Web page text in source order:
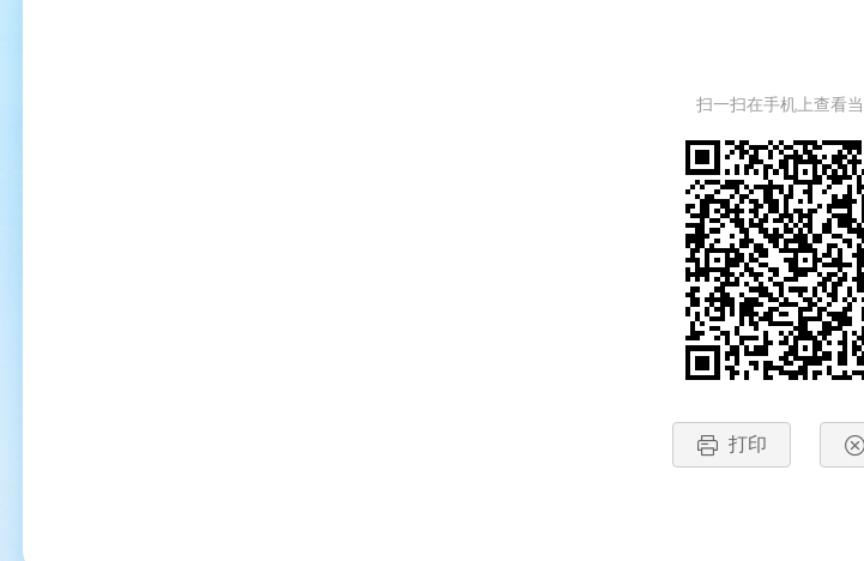
扫一扫在手机上查看
打印